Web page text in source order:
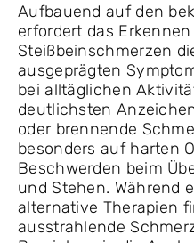
Aufbauend auf den
erfordert das
Steißbeinschmerzen
ausgeprägten
bei alltäglichen
deutlichsten
oder brennende
besonders auf harten
Beschwerden beim
und Stehen. Während
alternative Therapien
ausstrahlende